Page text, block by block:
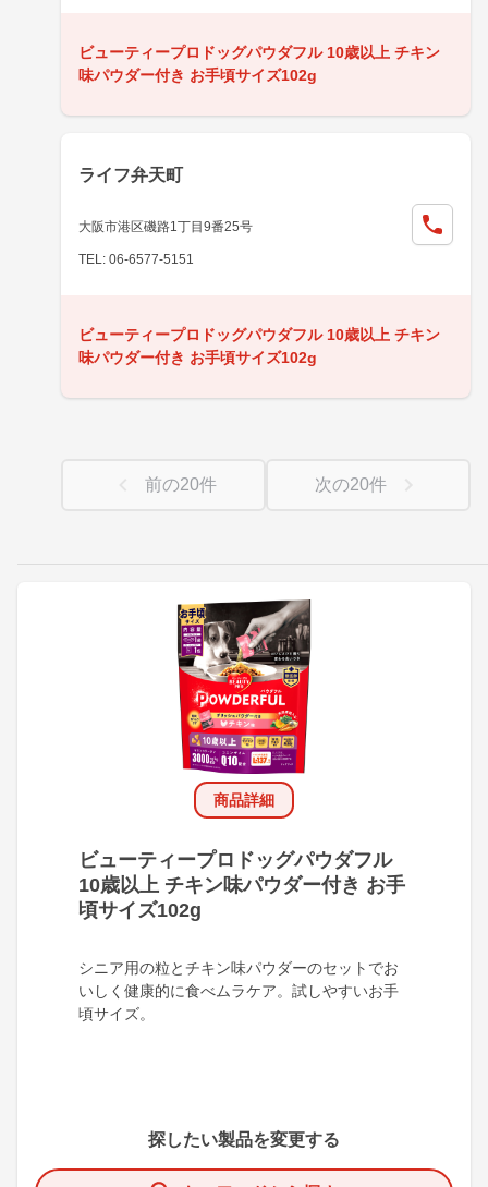
商品詳細
ビューティープロドッグパウダフル
10歳以上 チキン味パウダー付き お手
頃サイズ102g
シニア用の粒とチキン味パウダーのセットでお
いしく健康的に食べムラケア。試しやすいお手
頃サイズ。
探したい製品を変更する
ビューティープロドッグパウダフル 10歳以上 チキン
味パウダー付き お手頃サイズ102g
ライフ弁天町
大阪市港区磯路1丁目9番25号
TEL: 06-6577-5151
ビューティープロドッグパウダフル 10歳以上 チキン
味パウダー付き お手頃サイズ102g
前の20件 次の20件